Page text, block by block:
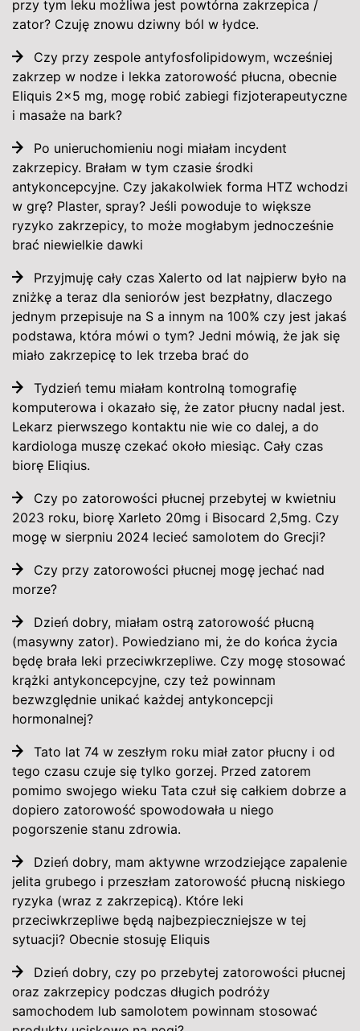
przy tym leku możliwa jest powtórna zakrzepica /
zator? Czuję znowu dziwny ból w łydce.
Czy przy zespole antyfosfolipidowym, wcześniej
zakrzep w nodze i lekka zatorowość płucna, obecnie
Eliquis 2x5 mg, mogę robić zabiegi fizjoterapeutyczne
i masaże na bark?
Po unieruchomieniu nogi miałam incydent
zakrzepicy. Brałam w tym czasie środki
antykoncepcyjne. Czy jakakolwiek forma HTZ wchodzi
w grę? Plaster, spray? Jeśli powoduje to większe
ryzyko zakrzepicy, to może mogłabym jednocześnie
brać niewielkie dawki
Przyjmuję cały czas Xalerto od lat najpierw było na
zniżkę a teraz dla seniorów jest bezpłatny, dlaczego
jednym przepisuje na S a innym na 100% czy jest jakaś
podstawa, która mówi o tym? Jedni mówią, że jak się
miało zakrzepicę to lek trzeba brać do
Tydzień temu miałam kontrolną tomografię
komputerowa i okazało się, że zator płucny nadal jest.
Lekarz pierwszego kontaktu nie wie co dalej, a do
kardiologa muszę czekać około miesiąc. Cały czas
biorę Eliqius.
Czy po zatorowości płucnej przebytej w kwietniu
2023 roku, biorę Xarleto 20mg i Bisocard 2,5mg. Czy
mogę w sierpniu 2024 lecieć samolotem do Grecji?
Czy przy zatorowości płucnej mogę jechać nad
morze?
Dzień dobry, miałam ostrą zatorowość płucną
(masywny zator). Powiedziano mi, że do końca życia
będę brała leki przeciwkrzepliwe. Czy mogę stosować
krążki antykoncepcyjne, czy też powinnam
bezwzględnie unikać każdej antykoncepcji
hormonalnej?
Tato lat 74 w zeszłym roku miał zator płucny i od
tego czasu czuje się tylko gorzej. Przed zatorem
pomimo swojego wieku Tata czuł się całkiem dobrze a
dopiero zatorowość spowodowała u niego
pogorszenie stanu zdrowia.
Dzień dobry, mam aktywne wrzodziejące zapalenie
jelita grubego i przeszłam zatorowość płucną niskiego
ryzyka (wraz z zakrzepicą). Które leki
przeciwkrzepliwe będą najbezpieczniejsze w tej
sytuacji? Obecnie stosuję Eliquis
Dzień dobry, czy po przebytej zatorowości płucnej
oraz zakrzepicy podczas długich podróży
samochodem lub samolotem powinnam stosować